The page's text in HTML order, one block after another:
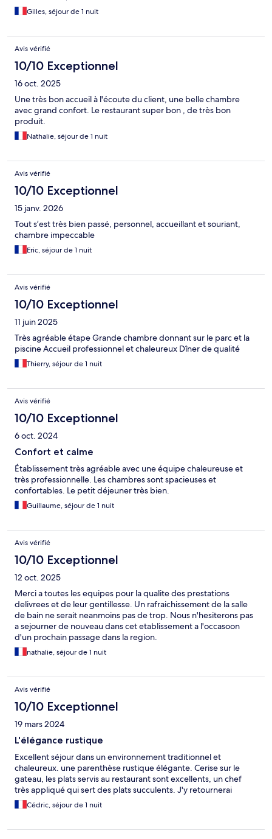
Gilles, séjour de 1 nuit
Avis vérifié
10/10 Exceptionnel
16 oct. 2025
Une très bon accueil à l'écoute du client, une belle chambre
avec grand confort. Le restaurant super bon , de très bon
produit.
Nathalie, séjour de 1 nuit
Avis vérifié
10/10 Exceptionnel
15 janv. 2026
Tout s’est très bien passé, personnel, accueillant et souriant,
chambre impeccable
Eric, séjour de 1 nuit
Avis vérifié
10/10 Exceptionnel
11 juin 2025
Très agréable étape Grande chambre donnant sur le parc et la
piscine Accueil professionnel et chaleureux Dîner de qualité
Thierry, séjour de 1 nuit
Avis vérifié
10/10 Exceptionnel
6 oct. 2024
Confort et calme
Établissement très agréable avec une équipe chaleureuse et
très professionnelle. Les chambres sont spacieuses et
confortables. Le petit déjeuner très bien.
Guillaume, séjour de 1 nuit
Avis vérifié
10/10 Exceptionnel
12 oct. 2025
Merci a toutes les equipes pour la qualite des prestations
delivrees et de leur gentillesse. Un rafraichissement de la salle
de bain ne serait neanmoins pas de trop. Nous n'hesiterons pas
a sejourner de nouveau dans cet etablissement a l'occasoon
d'un prochain passage dans la region.
nathalie, séjour de 1 nuit
Avis vérifié
10/10 Exceptionnel
19 mars 2024
L'élégance rustique
Excellent séjour dans un environnement traditionnel et
chaleureux. une parenthèse rustique élégante. Cerise sur le
gateau, les plats servis au restaurant sont excellents, un chef
très appliqué qui sert des plats succulents. J'y retournerai
Cédric, séjour de 1 nuit